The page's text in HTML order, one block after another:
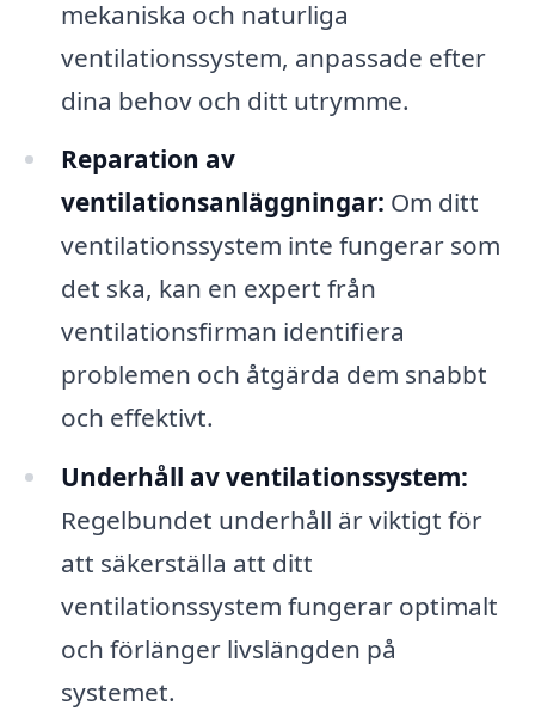
mekaniska och naturliga
ventilationssystem, anpassade efter
dina behov och ditt utrymme.
Reparation av
ventilationsanläggningar: Om ditt
ventilationssystem inte fungerar som
det ska, kan en expert från
ventilationsfirman identifiera
problemen och åtgärda dem snabbt
och effektivt.
Underhåll av ventilationssystem:
Regelbundet underhåll är viktigt för
att säkerställa att ditt
ventilationssystem fungerar optimalt
och förlänger livslängden på
systemet.